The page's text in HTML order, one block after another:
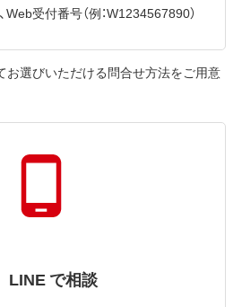
受付番号（例：W1234567890）
お選びいただける問合せ方法をご用意
LINE で相談